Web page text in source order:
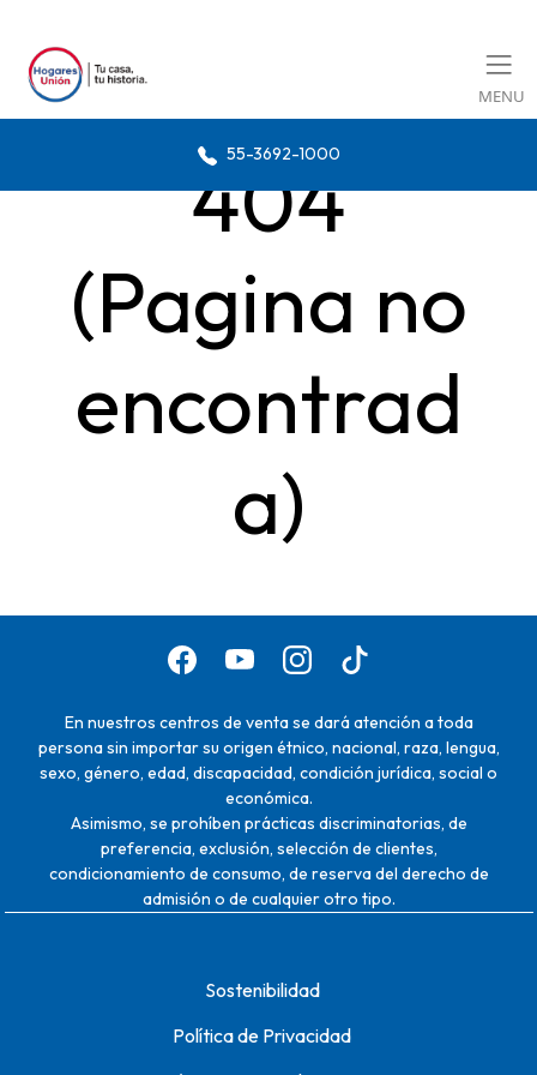
MENU
55-3692-1000
404
(Pagina no
encontrad
a)
En nuestros centros de venta se dará atención a toda
persona sin importar su origen étnico, nacional, raza, lengua,
sexo, género, edad, discapacidad, condición jurídica, social o
económica.
Asimismo, se prohíben prácticas discriminatorias, de
preferencia, exclusión, selección de clientes,
condicionamiento de consumo, de reserva del derecho de
admisión o de cualquier otro tipo.
Sostenibilidad
Política de Privacidad